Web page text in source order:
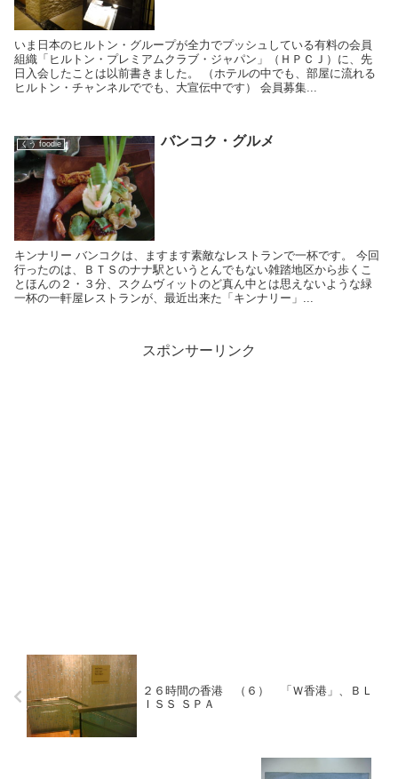
いま日本のヒルトン・グループが全力でプッシュしている有料の会員
組織「ヒルトン・プレミアムクラブ・ジャパン」（ＨＰＣＪ）に、先
日入会したことは以前書きました。 （ホテルの中でも、部屋に流れる
ヒルトン・チャンネルででも、大宣伝中です） 会員募集...
くう foodie バンコク・グルメ
キンナリー バンコクは、ますます素敵なレストランで一杯です。 今回
行ったのは、ＢＴＳのナナ駅というとんでもない雑踏地区から歩くこ
とほんの２・３分、スクムヴィットのど真ん中とは思えないような緑
一杯の一軒屋レストランが、最近出来た「キンナリー」...
スポンサーリンク
２６時間の香港 （６） 「Ｗ香港」、ＢＬ
ＩＳＳ ＳＰＡ